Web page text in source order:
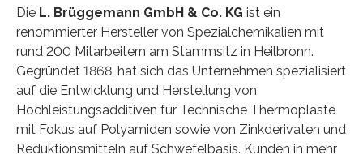
Die L. Brüggemann GmbH & Co. KG ist ein
renommierter Hersteller von Spezialchemikalien mit
rund 200 Mitarbeitern am Stammsitz in Heilbronn.
Gegründet 1868, hat sich das Unternehmen spezialisiert
auf die Entwicklung und Herstellung von
Hochleistungsadditiven für Technische Thermoplaste
mit Fokus auf Polyamiden sowie von Zinkderivaten und
Reduktionsmitteln auf Schwefelbasis. Kunden in mehr